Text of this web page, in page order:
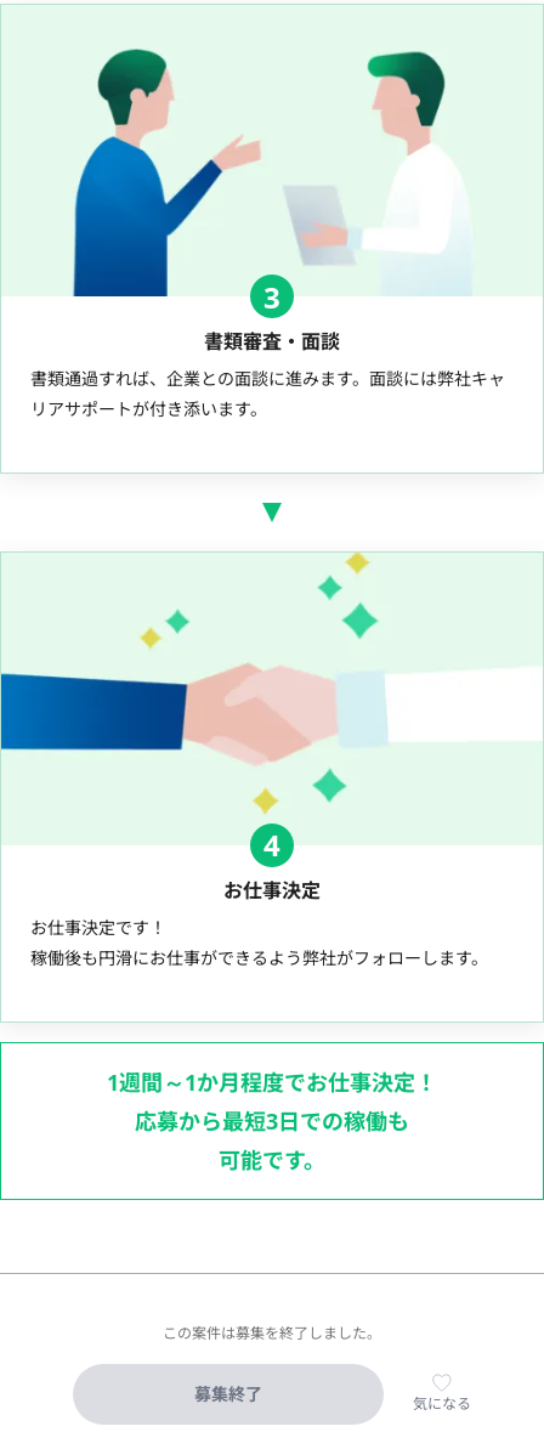
3
書類審査・面談
書類通過すれば、企業との面談に進みます。面談には弊社キャ
リアサポートが付き添います。
4
お仕事決定
お仕事決定です！
稼働後も円滑にお仕事ができるよう弊社がフォローします。
1週間～1か月程度でお仕事決定！
応募から最短3日での稼働も
可能です。
この案件は募集を終了しました。
募集終了 気になる